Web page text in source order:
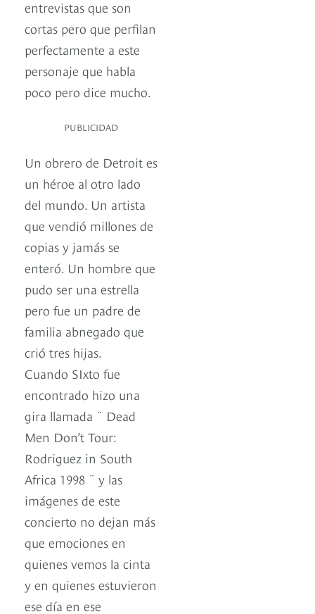
entrevistas que son
cortas pero que perfilan
perfectamente a este
personaje que habla
poco pero dice mucho.
PUBLICIDAD
Un obrero de Detroit es
un héroe al otro lado
del mundo. Un artista
que vendió millones de
copias y jamás se
enteró. Un hombre que
pudo ser una estrella
pero fue un padre de
familia abnegado que
crió tres hijas.
Cuando SIxto fue
encontrado hizo una
gira llamada ¨ Dead
Men Don’t Tour:
Rodriguez in South
Africa 1998 ¨ y las
imágenes de este
concierto no dejan más
que emociones en
quienes vemos la cinta
y en quienes estuvieron
ese día en ese